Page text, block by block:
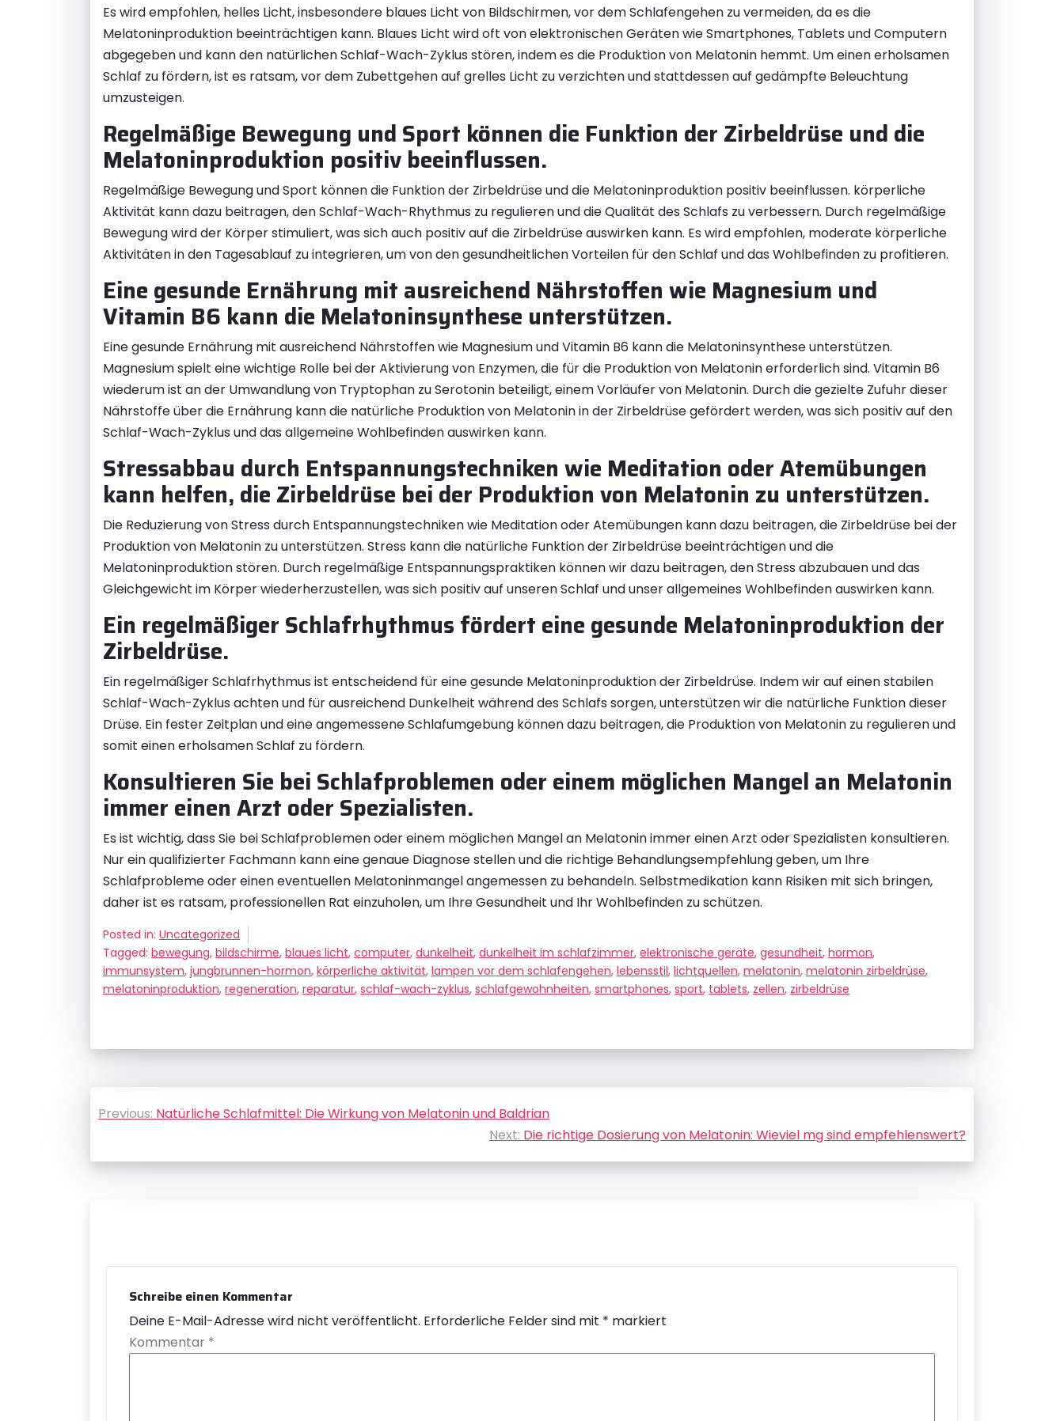
Es wird empfohlen, helles Licht, insbesondere blaues Licht von Bildschirmen, vor dem Schlafengehen zu vermeiden, da es die
Melatoninproduktion beeinträchtigen kann. Blaues Licht wird oft von elektronischen Geräten wie Smartphones, Tablets und Computern
abgegeben und kann den natürlichen Schlaf-Wach-Zyklus stören, indem es die Produktion von Melatonin hemmt. Um einen erholsamen
Schlaf zu fördern, ist es ratsam, vor dem Zubettgehen auf grelles Licht zu verzichten und stattdessen auf gedämpfte Beleuchtung
umzusteigen.
Regelmäßige Bewegung und Sport können die Funktion der Zirbeldrüse und die
Melatoninproduktion positiv beeinflussen.
Regelmäßige Bewegung und Sport können die Funktion der Zirbeldrüse und die Melatoninproduktion positiv beeinflussen. körperliche
Aktivität kann dazu beitragen, den Schlaf-Wach-Rhythmus zu regulieren und die Qualität des Schlafs zu verbessern. Durch regelmäßige
Bewegung wird der Körper stimuliert, was sich auch positiv auf die Zirbeldrüse auswirken kann. Es wird empfohlen, moderate körperliche
Aktivitäten in den Tagesablauf zu integrieren, um von den gesundheitlichen Vorteilen für den Schlaf und das Wohlbefinden zu profitieren.
Eine gesunde Ernährung mit ausreichend Nährstoffen wie Magnesium und
Vitamin B6 kann die Melatoninsynthese unterstützen.
Eine gesunde Ernährung mit ausreichend Nährstoffen wie Magnesium und Vitamin B6 kann die Melatoninsynthese unterstützen.
Magnesium spielt eine wichtige Rolle bei der Aktivierung von Enzymen, die für die Produktion von Melatonin erforderlich sind. Vitamin B6
wiederum ist an der Umwandlung von Tryptophan zu Serotonin beteiligt, einem Vorläufer von Melatonin. Durch die gezielte Zufuhr dieser
Nährstoffe über die Ernährung kann die natürliche Produktion von Melatonin in der Zirbeldrüse gefördert werden, was sich positiv auf den
Schlaf-Wach-Zyklus und das allgemeine Wohlbefinden auswirken kann.
Stressabbau durch Entspannungstechniken wie Meditation oder Atemübungen
kann helfen, die Zirbeldrüse bei der Produktion von Melatonin zu unterstützen.
Die Reduzierung von Stress durch Entspannungstechniken wie Meditation oder Atemübungen kann dazu beitragen, die Zirbeldrüse bei der
Produktion von Melatonin zu unterstützen. Stress kann die natürliche Funktion der Zirbeldrüse beeinträchtigen und die
Melatoninproduktion stören. Durch regelmäßige Entspannungspraktiken können wir dazu beitragen, den Stress abzubauen und das
Gleichgewicht im Körper wiederherzustellen, was sich positiv auf unseren Schlaf und unser allgemeines Wohlbefinden auswirken kann.
Ein regelmäßiger Schlafrhythmus fördert eine gesunde Melatoninproduktion der
Zirbeldrüse.
Ein regelmäßiger Schlafrhythmus ist entscheidend für eine gesunde Melatoninproduktion der Zirbeldrüse. Indem wir auf einen stabilen
Schlaf-Wach-Zyklus achten und für ausreichend Dunkelheit während des Schlafs sorgen, unterstützen wir die natürliche Funktion dieser
Drüse. Ein fester Zeitplan und eine angemessene Schlafumgebung können dazu beitragen, die Produktion von Melatonin zu regulieren und
somit einen erholsamen Schlaf zu fördern.
Konsultieren Sie bei Schlafproblemen oder einem möglichen Mangel an Melatonin
immer einen Arzt oder Spezialisten.
Es ist wichtig, dass Sie bei Schlafproblemen oder einem möglichen Mangel an Melatonin immer einen Arzt oder Spezialisten konsultieren.
Nur ein qualifizierter Fachmann kann eine genaue Diagnose stellen und die richtige Behandlungsempfehlung geben, um Ihre
Schlafprobleme oder einen eventuellen Melatoninmangel angemessen zu behandeln. Selbstmedikation kann Risiken mit sich bringen,
daher ist es ratsam, professionellen Rat einzuholen, um Ihre Gesundheit und Ihr Wohlbefinden zu schützen.
Posted in: Uncategorized
Tagged: bewegung, bildschirme, blaues licht, computer, dunkelheit, dunkelheit im schlafzimmer, elektronische geräte, gesundheit, hormon,
immunsystem, jungbrunnen-hormon, körperliche aktivität, lampen vor dem schlafengehen, lebensstil, lichtquellen, melatonin, melatonin zirbeldrüse,
melatoninproduktion, regeneration, reparatur, schlaf-wach-zyklus, schlafgewohnheiten, smartphones, sport, tablets, zellen, zirbeldrüse
Beitragsnavigation
Previous: Natürliche Schlafmittel: Die Wirkung von Melatonin und Baldrian
Next: Die richtige Dosierung von Melatonin: Wieviel mg sind empfehlenswert?
Schreibe einen Kommentar
Deine E-Mail-Adresse wird nicht veröffentlicht. Erforderliche Felder sind mit * markiert
Kommentar *